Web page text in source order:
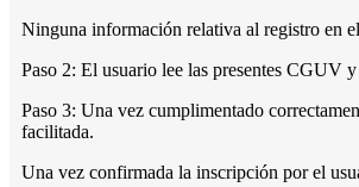
Ninguna información relativa al registro en
Paso 2: El usuario lee las presentes CGUV
Paso 3: Una vez cumplimentado
facilitada.
Una vez confirmada la inscripción por el